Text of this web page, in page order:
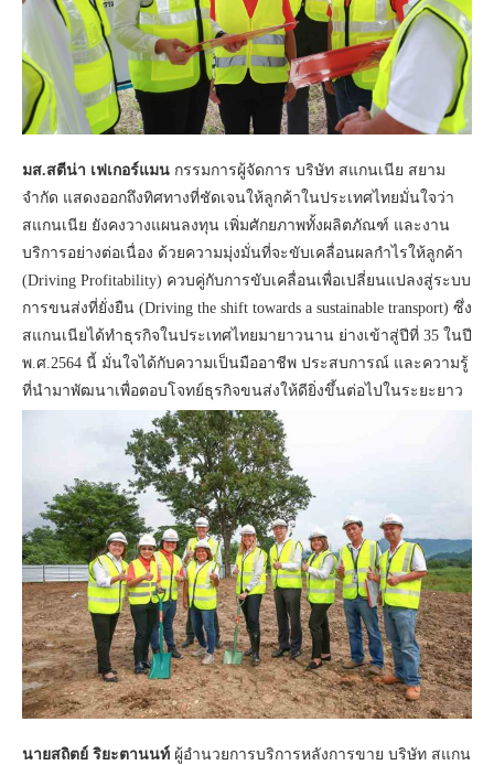
มส.สตีน่า เฟเกอร์แมน กรรมการผู้จัดการ บริษัท สแกนเนีย สยาม
จำกัด แสดงออกถึงทิศทางที่ชัดเจนให้ลูกค้าในประเทศไทยมั่นใจว่า
สแกนเนีย ยังคงวางแผนลงทุน เพิ่มศักยภาพทั้งผลิตภัณฑ์ และงาน
บริการอย่างต่อเนื่อง ด้วยความมุ่งมั่นที่จะขับเคลื่อนผลกำไรให้ลูกค้า
(Driving Profitability) ควบคู่กับการขับเคลื่อนเพื่อเปลี่ยนแปลงสู่ระบบ
การขนส่งที่ยั่งยืน (Driving the shift towards a sustainable transport) ซึ่ง
สแกนเนียได้ทำธุรกิจในประเทศไทยมายาวนาน ย่างเข้าสู่ปีที่ 35 ในปี
พ.ศ.2564 นี้ มั่นใจได้กับความเป็นมืออาชีพ ประสบการณ์ และความรู้
ที่นำมาพัฒนาเพื่อตอบโจทย์ธุรกิจขนส่งให้ดียิ่งขึ้นต่อไปในระยะยาว
นายสถิตย์ ริยะตานนท์ ผู้อำนวยการบริการหลังการขาย บริษัท สแกน